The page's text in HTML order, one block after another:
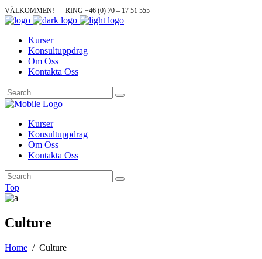
VÄLKOMMEN! RING +46 (0) 70 – 17 51 555
Kurser
Konsultuppdrag
Om Oss
Kontakta Oss
Kurser
Konsultuppdrag
Om Oss
Kontakta Oss
Top
Culture
Home / Culture